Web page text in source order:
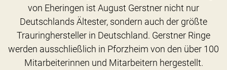
von Eheringen ist August Gerstner nicht nur
Deutschlands Ältester, sondern auch der größte
Trauringhersteller in Deutschland. Gerstner Ringe
werden ausschließlich in Pforzheim von den über 100
Mitarbeiterinnen und Mitarbeitern hergestellt.